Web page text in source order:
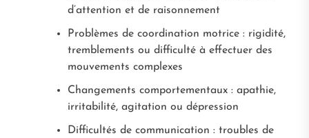
d’attention et de raisonnement
Problèmes de coordination motrice : rigidité,
tremblements ou difficulté à effectuer des
mouvements complexes
Changements comportementaux : apathie,
irritabilité, agitation ou dépression
Difficultés de communication : troubles de